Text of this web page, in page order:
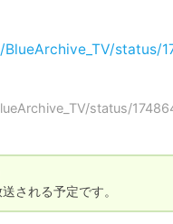
status/
status/
される予定です。